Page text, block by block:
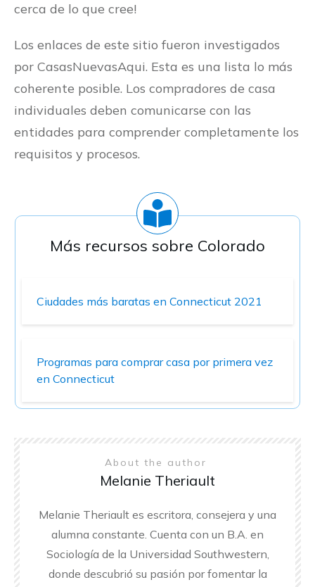
cerca de lo que cree!
Los enlaces de este sitio fueron investigados
por CasasNuevasAqui. Esta es una lista lo más
coherente posible. Los compradores de casa
individuales deben comunicarse con las
entidades para comprender completamente los
requisitos y procesos.
Más recursos sobre Colorado
Ciudades más baratas en Connecticut 2021
Programas para comprar casa por primera vez
en Connecticut
About the author
Melanie Theriault
Melanie Theriault es escritora, consejera y una
alumna constante. Cuenta con un B.A. en
Sociología de la Universidad Southwestern,
donde descubrió su pasión por fomentar la